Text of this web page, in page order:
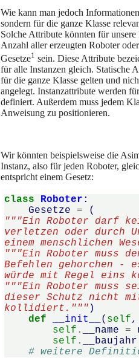
Wie kann man jedoch
sondern für die ganze Klasse
Solche Attribute könnten für
Anzahl aller erzeugten Roboter
Gesetze1 sein. Diese Attribute
für alle Instanzen gleich. Statische
für die ganze Klasse gelten und
angelegt. Instanzattribute werden
definiert. Außerdem muss jedem
Anweisung zu positionieren.
Wir könnten beispielsweise die
Instanz, also für jeden Roboter,
entspricht einem Gesetz:
class Roboter :
Gesetze
=
(
"""Ein Roboter darf
verletzen oder durch
einem menschlichen
"""Ein Roboter muss
Befehlen gehorchen -
würde mit Regel
"""Ein Roboter muss
dieser Schutz nicht
kollidiert.""" )
def
__init__ ( self,
self . __name =
self . __baujahr
# weitere